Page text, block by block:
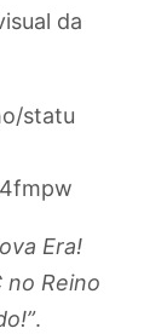
da
statu
Era!
no Reino
.